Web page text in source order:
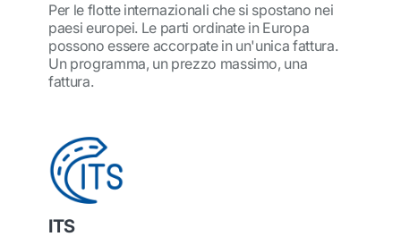
Per le flotte internazionali che si spostano nei
paesi europei. Le parti ordinate in Europa
possono essere accorpate in un'unica fattura.
Un programma, un prezzo massimo, una
fattura.
ITS